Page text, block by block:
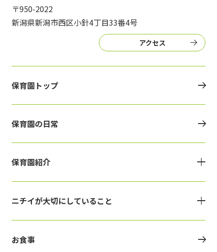
〒950-2022
新潟県新潟市西区小針4丁目33番4号
アクセス
保育園トップ
保育園の日常
保育園紹介
ニチイが大切にしていること
お食事